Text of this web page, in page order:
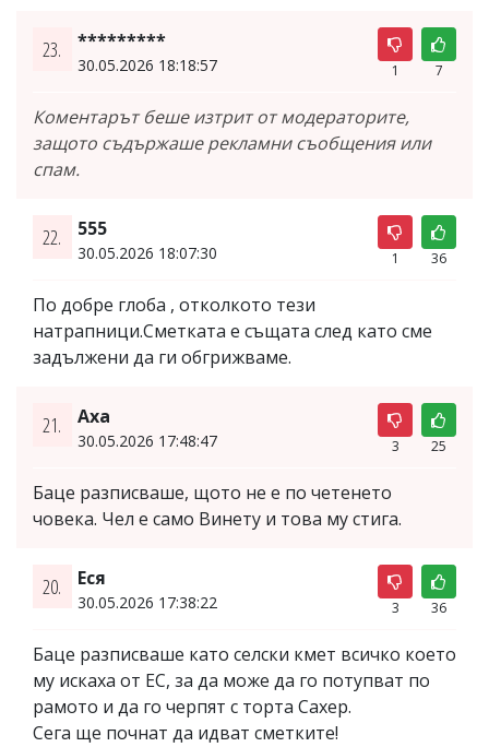
23. *********
30.05.2026 18:18:57 1 7
Коментарът беше изтрит от модераторите,
защото съдържаше рекламни съобщения или
спам.
22. 555
30.05.2026 18:07:30 1 36
По добре глоба , отколкото тези
натрапници.Сметката е същата след като сме
задължени да ги обгрижваме.
21. Аха
30.05.2026 17:48:47 3 25
Баце разписваше, щото не е по четенето
човека. Чел е само Винету и това му стига.
20. Еся
30.05.2026 17:38:22 3 36
Баце разписваше като селски кмет всичко което
му искаха от ЕС, за да може да го потупват по
рамото и да го черпят с торта Сахер.
Сега ще почнат да идват сметките!